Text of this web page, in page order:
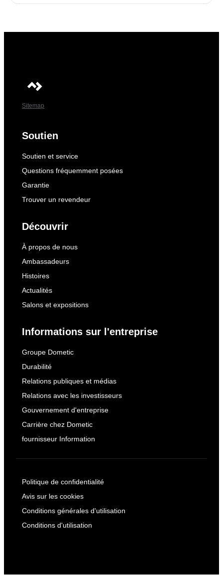
Sitemap
Soutien
Soutien et service
Questions fréquemment posées
Garantie
Trouver un revendeur
Découvrir
À propos de nous
Ambassadeurs
Histoires
Actualités
Salons et expositions
Informations sur l'entreprise
Groupe Dometic
Durabilité
Relations publiques et médias
Relations avec les investisseurs
Gouvernement d'entreprise
Carrière chez Dometic
fournisseur Information
Politique de confidentialité
Avis sur les cookies
Conditions générales d'utilisation
Conditions d'utilisation